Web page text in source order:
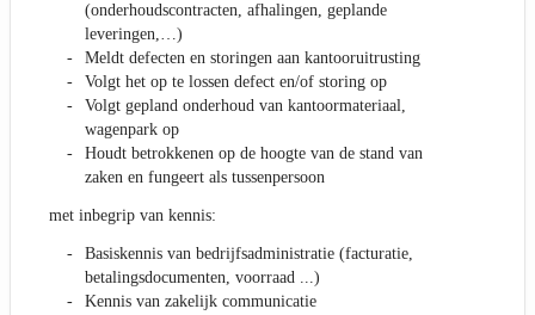
(onderhoudscontracten, afhalingen, geplande
leveringen,…)
Meldt defecten en storingen aan kantooruitrusting
Volgt het op te lossen defect en/of storing op
Volgt gepland onderhoud van kantoormateriaal,
wagenpark op
Houdt betrokkenen op de hoogte van de stand van
zaken en fungeert als tussenpersoon
met inbegrip van kennis:
Basiskennis van bedrijfsadministratie (facturatie,
betalingsdocumenten, voorraad ...)
Kennis van zakelijk communicatie